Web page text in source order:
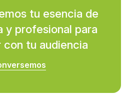
tu esencia de
y profesional para
tu audiencia